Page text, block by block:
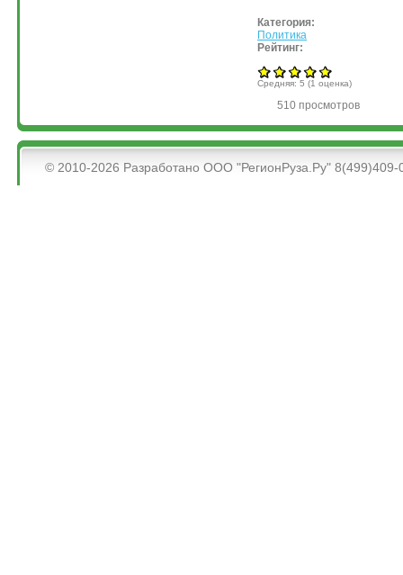
Категория:
Политика
Рейтинг:
Средняя: 5 (1 оценка)
510 просмотров
&bsps;
© 2010-2026 Разработано ООО "РегионРуза.Ру" 8(499)409-